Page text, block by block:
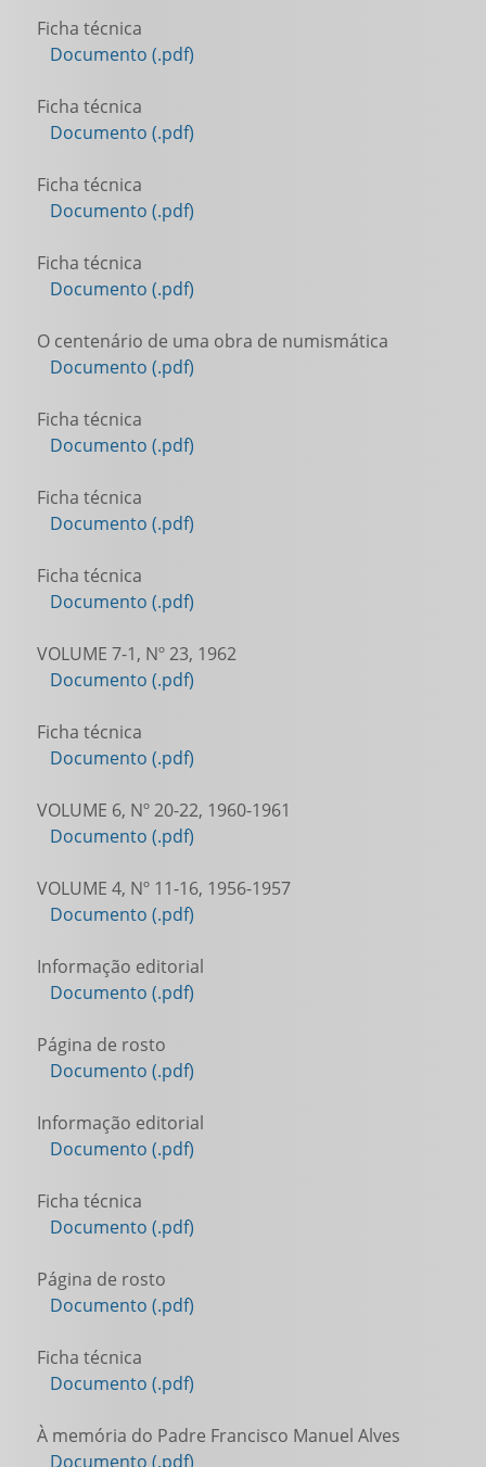
Ficha técnica
Documento (.pdf)
Ficha técnica
Documento (.pdf)
Ficha técnica
Documento (.pdf)
Ficha técnica
Documento (.pdf)
O centenário de uma obra de numismática
Documento (.pdf)
Ficha técnica
Documento (.pdf)
Ficha técnica
Documento (.pdf)
Ficha técnica
Documento (.pdf)
VOLUME 7-1, Nº 23, 1962
Documento (.pdf)
Ficha técnica
Documento (.pdf)
VOLUME 6, Nº 20-22, 1960-1961
Documento (.pdf)
VOLUME 4, Nº 11-16, 1956-1957
Documento (.pdf)
Informação editorial
Documento (.pdf)
Página de rosto
Documento (.pdf)
Informação editorial
Documento (.pdf)
Ficha técnica
Documento (.pdf)
Página de rosto
Documento (.pdf)
Ficha técnica
Documento (.pdf)
À memória do Padre Francisco Manuel Alves
Documento (.pdf)